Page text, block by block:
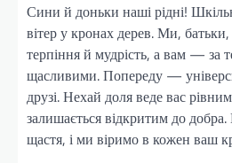
Сини й доньки наші рідні!
вітер у кронах дерев. Ми,
терпіння й мудрість, а вам — за
щасливими. Попереду —
друзі. Нехай доля веде вас
залишається відкритим до
щастя, і ми віримо в кожен ваш